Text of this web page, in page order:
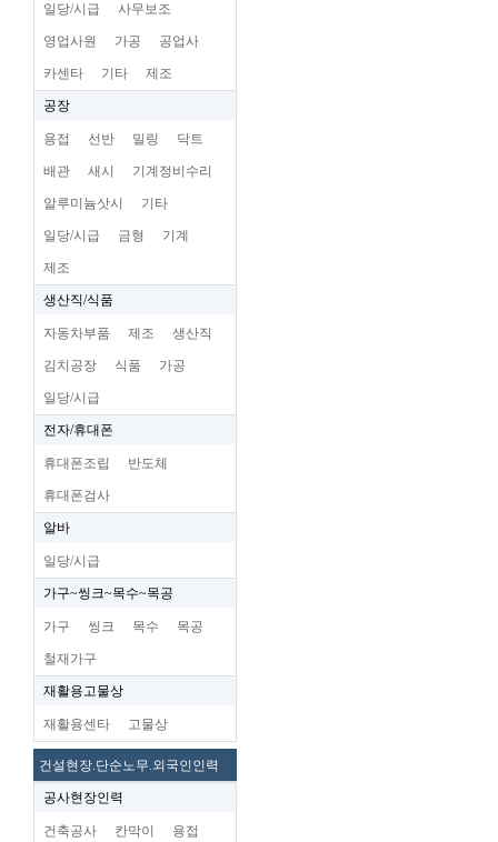
일당/시급 사무보조
영업사원 가공 공업사
카센타 기타 제조
공장
용접 선반 밀링 닥트
배관 새시 기계정비수리
알루미늄삿시 기타
일당/시급 금형 기계
제조
생산직/식품
자동차부품 제조 생산직
김치공장 식품 가공
일당/시급
전자/휴대폰
휴대폰조립 반도체
휴대폰검사
알바
일당/시급
가구~씽크~목수~목공
가구 씽크 목수 목공
철재가구
재활용고물상
재활용센타 고물상
건설현장.단순노무.외국인인력
공사현장인력
건축공사 칸막이 용접